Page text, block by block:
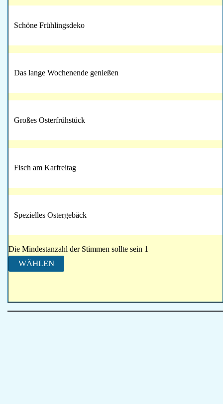
Schöne Frühlingsdeko
Das lange Wochenende genießen
Großes Osterfrühstück
Fisch am Karfreitag
Spezielles Ostergebäck
Die Mindestanzahl der Stimmen sollte sein 1